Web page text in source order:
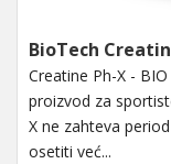
BioTech
Creatine Ph-X -
proizvod za
X ne zahteva
osetiti već...